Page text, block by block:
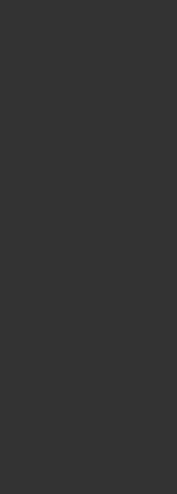
SYSTEM BODY